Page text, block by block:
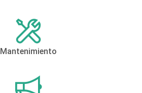
Mantenimiento